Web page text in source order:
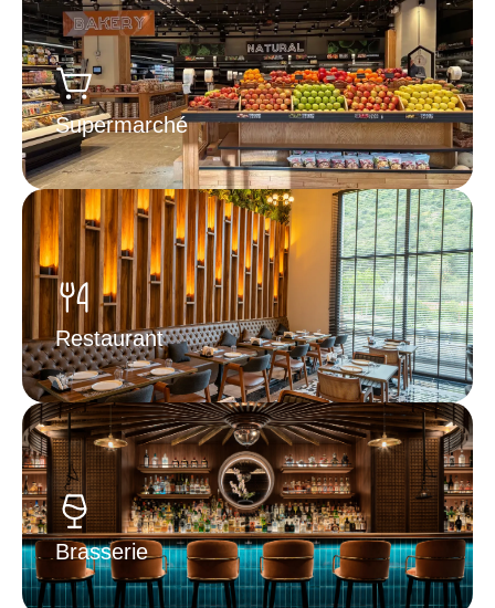
Supermarché
Restaurant
Brasserie